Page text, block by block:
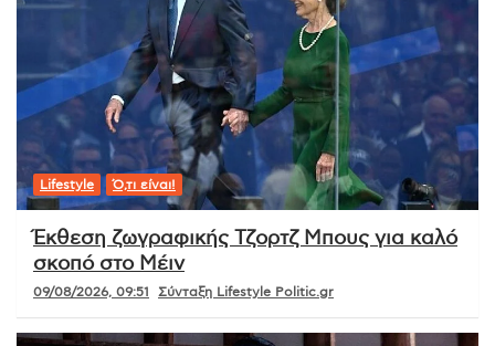
Lifestyle Ό,τι είναι!
Έκθεση ζωγραφικής Τζορτζ Μπους για καλό
σκοπό στο Μέιν
09/08/2026, 09:51 Σύνταξη Lifestyle Politic.gr